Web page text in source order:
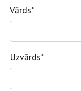
Vārds*
Uzvārds*